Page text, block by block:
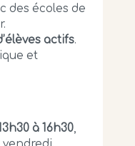
des écoles de
actifs.
et
à 16h30,